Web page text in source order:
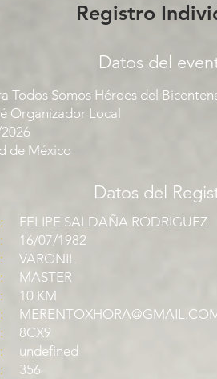
Registro
Datos del
Todos Somos Héroes del
Organizador Local
de México
Datos del
FELIPE SALDAÑA RODRIGUEZ
16/07/1982
VARONIL
MASTER
10 KM
8CX9
undefined
356